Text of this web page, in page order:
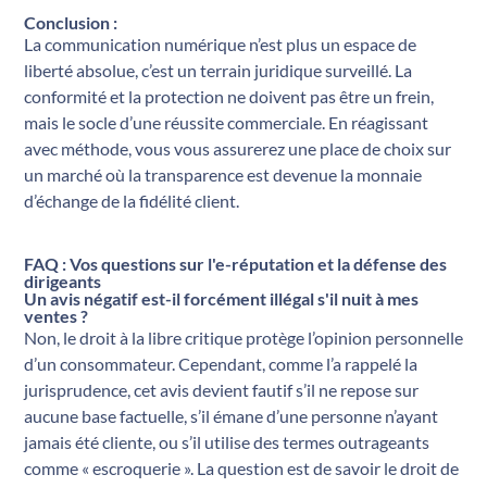
Conclusion :
La communication numérique n’est plus un espace de
liberté absolue, c’est un terrain juridique surveillé. La
conformité et la protection ne doivent pas être un frein,
mais le socle d’une réussite commerciale. En réagissant
avec méthode, vous vous assurerez une place de choix sur
un marché où la transparence est devenue la monnaie
d’échange de la fidélité client.
FAQ : Vos questions sur l'e-réputation et la défense des
dirigeants
Un avis négatif est-il forcément illégal s'il nuit à mes
ventes ?
Non, le droit à la libre critique protège l’opinion personnelle
d’un consommateur. Cependant, comme l’a rappelé la
jurisprudence, cet avis devient fautif s’il ne repose sur
aucune base factuelle, s’il émane d’une personne n’ayant
jamais été cliente, ou s’il utilise des termes outrageants
comme « escroquerie ». La question est de savoir le droit de